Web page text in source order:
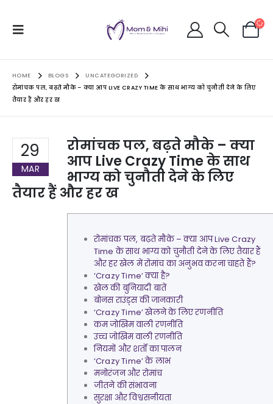
HOME BLOGS
UNCATEGORIZED
रोमांचक पल, बढ़ते मौके – क्या आप LIVE CRAZY TIME के साथ भाग्य को चुनौती देने के लिए
तैयार हैं और हर ख
29
MAR
रोमांचक पल, बढ़ते मौके – क्या
आप Live Crazy Time के साथ
भाग्य को चुनौती देने के लिए
तैयार हैं और हर ख
रोमांचक पल, बढ़ते मौके – क्या आप Live Crazy
Time के साथ भाग्य को चुनौती देने के लिए तैयार हैं
और हर खेल में रोमांच का अनुभव करना चाहते हैं?
‘Crazy Time’ क्या है?
खेल की बुनियादी बातें
बोनस राउंड्स की जानकारी
‘Crazy Time’ खेलने के लिए रणनीति
कम जोखिम वाली रणनीति
उच्च जोखिम वाली रणनीति
नियमों और शर्तों का पालन
‘Crazy Time’ के लाभ
मनोरंजन और रोमांच
जीतने की संभावना
सुरक्षा और विश्वसनीयता